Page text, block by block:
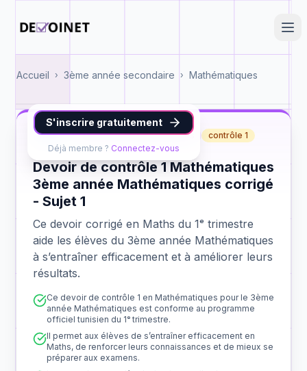
Accueil › 3ème année secondaire › Mathématiques
S'inscrire gratuitement
Déjà membre ? Connectez-vous
Maths 3ème année Mathématiques contrôle 1
Devoir de contrôle 1 Mathématiques
3ème année Mathématiques corrigé
- Sujet 1
Ce devoir corrigé en Maths du 1ᵉ trimestre
aide les élèves du 3ème année Mathématiques
à s’entraîner efficacement et à améliorer leurs
résultats.
Ce devoir de contrôle 1 en Mathématiques pour le 3ème
année Mathématiques est conforme au programme
officiel tunisien du 1ᵉ trimestre.
Il permet aux élèves de s’entraîner efficacement en
Maths, de renforcer leurs connaissances et de mieux se
préparer aux examens.